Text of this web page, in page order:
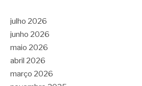
julho 2026
junho 2026
maio 2026
abril 2026
março 2026